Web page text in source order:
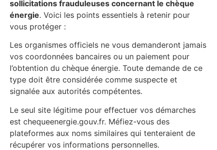
sollicitations frauduleuses concernant le chèque
énergie. Voici les points essentiels à retenir pour
vous protéger :
Les organismes officiels ne vous demanderont jamais
vos coordonnées bancaires ou un paiement pour
l’obtention du chèque énergie. Toute demande de ce
type doit être considérée comme suspecte et
signalée aux autorités compétentes.
Le seul site légitime pour effectuer vos démarches
est chequeenergie.gouv.fr. Méfiez-vous des
plateformes aux noms similaires qui tenteraient de
récupérer vos informations personnelles.